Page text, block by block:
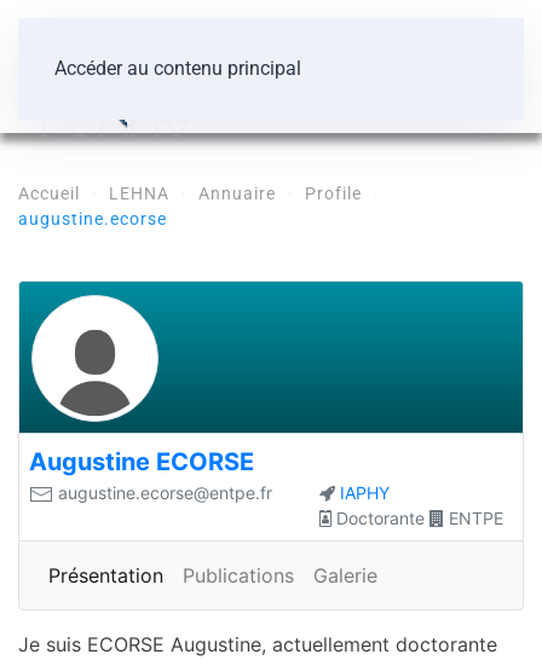
Accéder au contenu principal
Accueil LEHNA Annuaire
Profile
augustine.ecorse
Augustine ECORSE
augustine.ecorse@entpe.fr
IAPHY
Doctorante
ENTPE
Présentation Publications Galerie
Plus
Je suis ECORSE Augustine, actuellement doctorante